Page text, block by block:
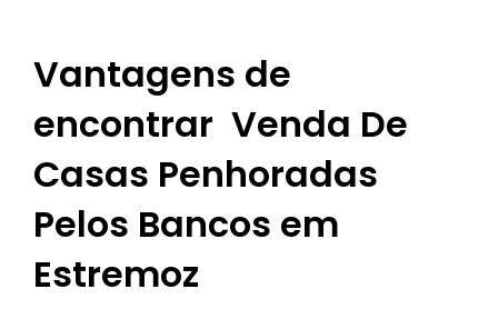
Vantagens de
encontrar Venda De
Casas Penhoradas
Pelos Bancos em
Estremoz